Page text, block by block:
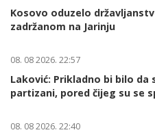
Kosovo oduzelo
zadržanom na Jarinju
08. 08 2026. 22:57
Laković: Prikladno bi bilo
partizani, pored čijeg su se
08. 08 2026. 22:40